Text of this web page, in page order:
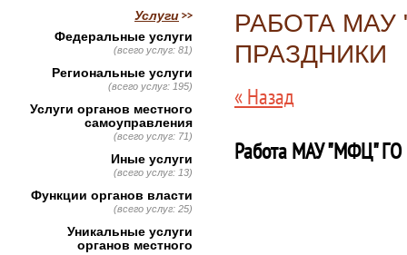
РАБОТА МАУ
ПРАЗДНИКИ
« Назад
Работа МАУ "МФЦ" ГО
Услуги
Федеральные услуги
(всего услуг: 81)
Региональные услуги
(всего услуг: 195)
Услуги органов местного
самоуправления
(всего услуг: 71)
Иные услуги
(всего услуг: 13)
Функции органов власти
(всего услуг: 25)
Уникальные услуги
органов местного